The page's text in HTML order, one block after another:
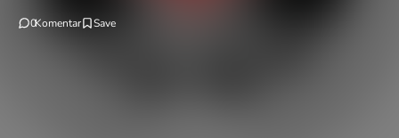
0Komentar